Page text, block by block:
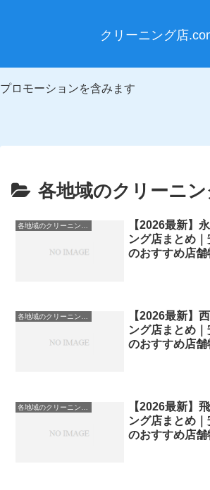
クリーニング店
プロモーションを含みます
各地域のクリーニ
各地域のクリーニング店
【2026最新】
ング店まとめ
のおすすめ店舗
【2026最新】
ング店まとめ
のおすすめ店舗
【2026最新】
ング店まとめ
のおすすめ店舗